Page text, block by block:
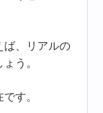
ば、リアルの
う。
す。